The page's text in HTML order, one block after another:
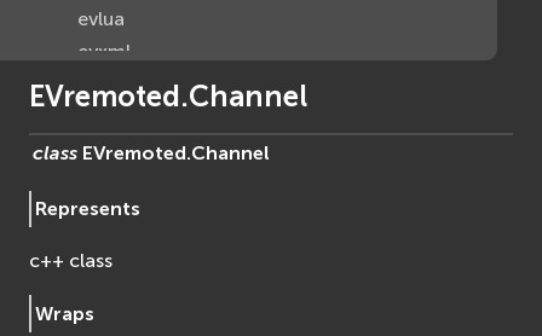
evlua
evxml
Граф Сцены (Scene Graph)
EVosgAV
EVosgGA
EVosgText
EVremoted.Channel
class EVremoted.Channel
Represents
c++ class
Wraps